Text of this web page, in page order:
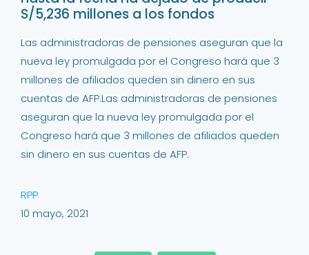
S/5,236 millones a los fondos
Las administradoras de pensiones aseguran que la
nueva ley promulgada por el Congreso hará que 3
millones de afiliados queden sin dinero en sus
cuentas de AFP.Las administradoras de pensiones
aseguran que la nueva ley promulgada por el
Congreso hará que 3 millones de afiliados queden
sin dinero en sus cuentas de AFP.
RPP
10 mayo, 2021